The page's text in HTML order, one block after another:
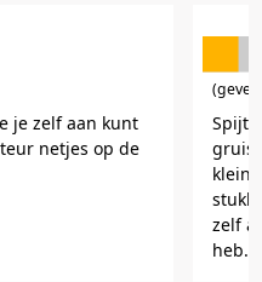
je zelf aan kunt
netjes op de
Spijt
zelf
heb.